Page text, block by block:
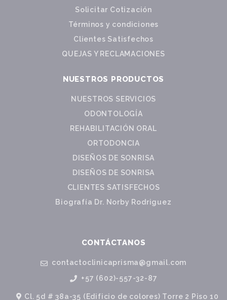
Solicitar Cotización
Términos y condiciones
Clientes Satisfechos
QUEJAS Y RECLAMACIONES
NUESTROS PRODUCTOS
NUESTROS SERVICIOS
ODONTOLOGÍA
REHABILITACIÓN ORAL
ORTODONCIA
DISEÑOS DE SONRISA
DISEÑOS DE SONRISA
CLIENTES SATISFECHOS
Biografía Dr. Norby Rodriguez
CONTÁCTANOS
contactoclinicaprisma@gmail.com
+57 (602)-557-32-87
Cl. 5d # 38a-35 (Edificio de colores) Torre 2 Piso 10